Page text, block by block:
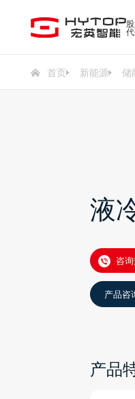
首页 新能源 储
液
咨询
产品咨
产品